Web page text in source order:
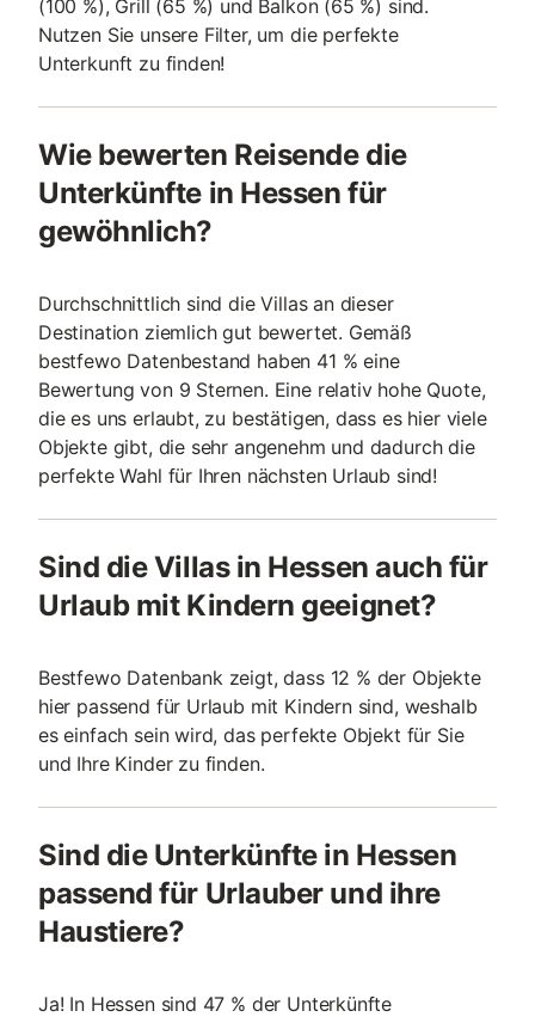
(100 %), Grill (65 %) und Balkon (65 %) sind.
Nutzen Sie unsere Filter, um die perfekte
Unterkunft zu finden!
Wie bewerten Reisende die
Unterkünfte in Hessen für
gewöhnlich?
Durchschnittlich sind die Villas an dieser
Destination ziemlich gut bewertet. Gemäß
bestfewo Datenbestand haben 41 % eine
Bewertung von 9 Sternen. Eine relativ hohe Quote,
die es uns erlaubt, zu bestätigen, dass es hier viele
Objekte gibt, die sehr angenehm und dadurch die
perfekte Wahl für Ihren nächsten Urlaub sind!
Sind die Villas in Hessen auch für
Urlaub mit Kindern geeignet?
Bestfewo Datenbank zeigt, dass 12 % der Objekte
hier passend für Urlaub mit Kindern sind, weshalb
es einfach sein wird, das perfekte Objekt für Sie
und Ihre Kinder zu finden.
Sind die Unterkünfte in Hessen
passend für Urlauber und ihre
Haustiere?
Ja! In Hessen sind 47 % der Unterkünfte